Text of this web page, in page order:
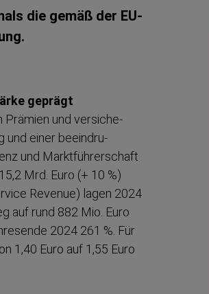
die gemäß der EU-​
geprägt
Prämien und versiche­
und einer beeindru­
und Marktfüh­rer­schaft
Mrd. Euro (+ 10 %)
Revenue) lagen 2024
auf rund 882 Mio. Euro
2024 261 %. Für
1,40 Euro auf 1,55 Euro